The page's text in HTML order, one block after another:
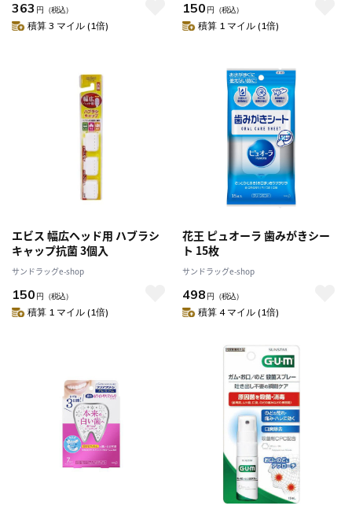
363 円 （税込）
積算 3 マイル (1倍)
150 円 （税込）
積算 1 マイル (1倍)
エビス 幅広ヘッド用 ハブラシ
キャップ抗菌 3個入
サンドラッグe-shop
150 円 （税込）
積算 1 マイル (1倍)
花王 ピュオーラ 歯みがきシー
ト 15枚
サンドラッグe-shop
498 円 （税込）
積算 4 マイル (1倍)